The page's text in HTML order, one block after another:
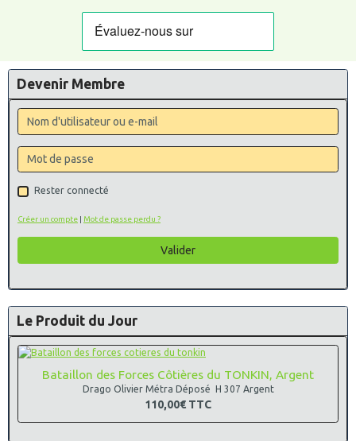
Devenir Membre
Rester connecté
Créer un compte | Mot de passe perdu ?
Valider
Le Produit du Jour
Bataillon des Forces Côtières du TONKIN, Argent
Drago Olivier Métra Déposé H 307 Argent
110,00€ TTC